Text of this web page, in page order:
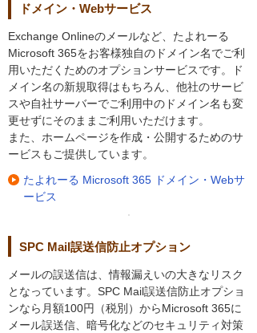
ドメイン・Webサービス
Exchange Onlineのメールなど、たよれーる
Microsoft 365をお客様独自のドメイン名でご利
用いただくためのオプションサービスです。ド
メイン名の新規取得はもちろん、他社のサービ
スや自社サーバーでご利用中のドメイン名も変
更せずにそのままご利用いただけます。
また、ホームページを作成・公開するためのサ
ービスもご提供しています。
たよれーる Microsoft 365 ドメイン・Webサ
ービス
SPC Mail誤送信防止オプション
メールの誤送信は、情報漏えいの大きなリスク
となっています。SPC Mail誤送信防止オプショ
ンなら月額100円（税別）からMicrosoft 365に
メール誤送信、暗号化などのセキュリティ対策